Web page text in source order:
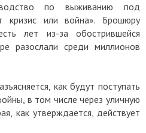
по выживанию под
кризис или война». Брошюру
лет из-за обострившейся
разослали среди миллионов
как будут поступать
в том числе через уличную
как утверждается, действует